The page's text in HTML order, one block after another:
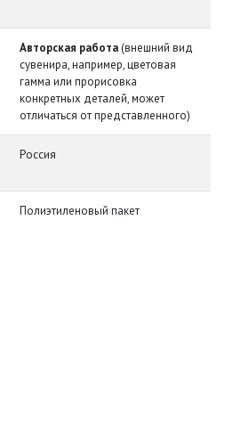
Авторская работа(внешний вид
сувенира, например, цветовая
гамма или прорисовка
конкретных деталей, может
отличаться от представленного)
Россия
Полиэтиленовый пакет